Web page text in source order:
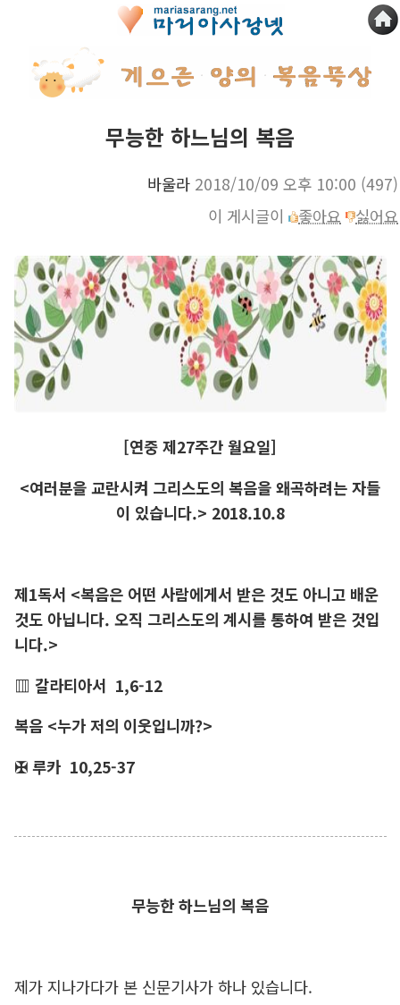
무능한 하느님의 복음
바울라 2018/10/09 오후 10:00 (497)
이 게시글이
좋아요 싫어요
[연중 제27주간 월요일]
<여러분을 교란시켜 그리스도의 복음을 왜곡하려는 자들
이 있습니다.> 2018.10.8
제1독서 <복음은 어떤 사람에게서 받은 것도 아니고 배운
것도 아닙니다. 오직 그리스도의 계시를 통하여 받은 것입
니다.>
▥ 갈라티아서 1,6-12
복음 <누가 저의 이웃입니까?>
✠ 루카 10,25-37
무능한 하느님의 복음
제가 지나가다가 본 신문기사가 하나 있습니다.